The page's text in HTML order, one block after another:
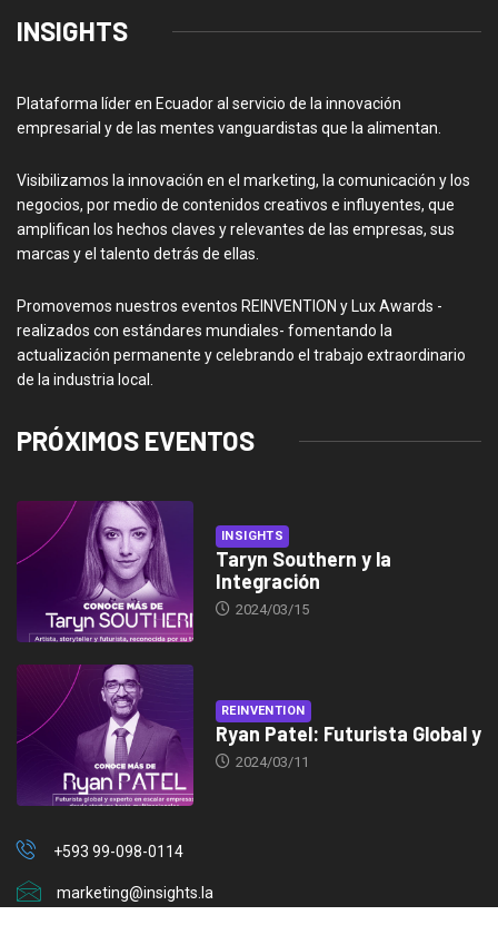
INSIGHTS
Plataforma líder en Ecuador al servicio de la innovación
empresarial y de las mentes vanguardistas que la alimentan.
Visibilizamos la innovación en el marketing, la comunicación y los
negocios, por medio de contenidos creativos e influyentes, que
amplifican los hechos claves y relevantes de las empresas, sus
marcas y el talento detrás de ellas.
Promovemos nuestros eventos REINVENTION y Lux Awards -
realizados con estándares mundiales- fomentando la
actualización permanente y celebrando el trabajo extraordinario
de la industria local.
PRÓXIMOS EVENTOS
INSIGHTS
Taryn Southern y la
Integración
2024/03/15
REINVENTION
Ryan Patel: Futurista Global y
2024/03/11
+593 99-098-0114
marketing@insights.la